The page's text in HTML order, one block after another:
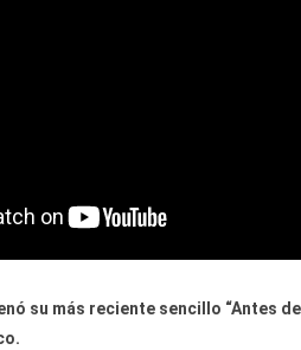
su más reciente sencillo “Antes